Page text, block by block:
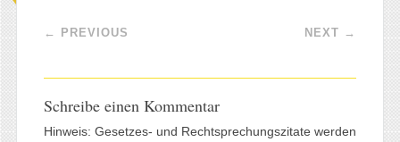
Post navigation
← PREVIOUS NEXT →
Schreibe einen Kommentar
Hinweis: Gesetzes- und Rechtsprechungszitate werden